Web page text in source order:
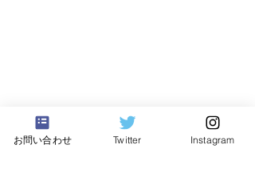
お問い合わせ Twitter Instagram